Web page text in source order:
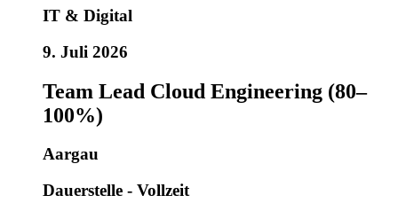
IT & Digital
9. Juli 2026
Team Lead Cloud Engineering (80–
100%)
Aargau
Dauerstelle - Vollzeit